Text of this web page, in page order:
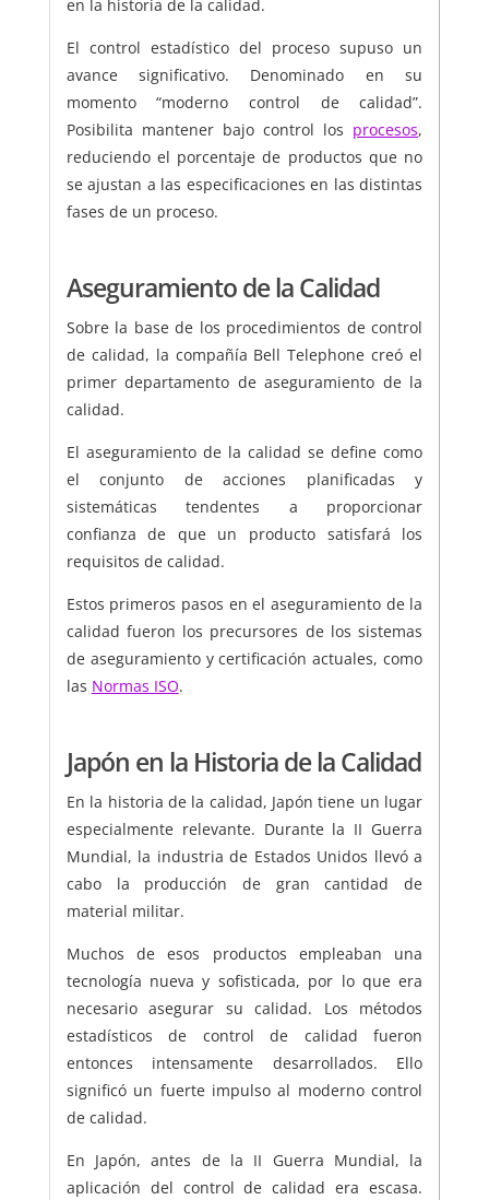
en la historia de la calidad.
El control estadístico del proceso supuso un
avance significativo. Denominado en su
momento “moderno control de calidad”.
Posibilita mantener bajo control los procesos,
reduciendo el porcentaje de productos que no
se ajustan a las especificaciones en las distintas
fases de un proceso.
Aseguramiento de la Calidad
Sobre la base de los procedimientos de control
de calidad, la compañía Bell Telephone creó el
primer departamento de aseguramiento de la
calidad.
El aseguramiento de la calidad se define como
el conjunto de acciones planificadas y
sistemáticas tendentes a proporcionar
confianza de que un producto satisfará los
requisitos de calidad.
Estos primeros pasos en el aseguramiento de la
calidad fueron los precursores de los sistemas
de aseguramiento y certificación actuales, como
las Normas ISO.
Japón en la Historia de la Calidad
En la historia de la calidad, Japón tiene un lugar
especialmente relevante. Durante la II Guerra
Mundial, la industria de Estados Unidos llevó a
cabo la producción de gran cantidad de
material militar.
Muchos de esos productos empleaban una
tecnología nueva y sofisticada, por lo que era
necesario asegurar su calidad. Los métodos
estadísticos de control de calidad fueron
entonces intensamente desarrollados. Ello
significó un fuerte impulso al moderno control
de calidad.
En Japón, antes de la II Guerra Mundial, la
aplicación del control de calidad era escasa.